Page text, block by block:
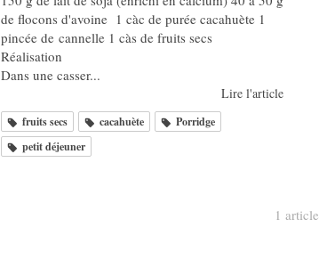
de flocons d'avoine 1 càc de purée cacahuète 1
pincée de cannelle 1 càs de fruits secs
Réalisation
Dans une casser...
Lire l'article
fruits secs cacahuète
Porridge
petit déjeuner
1 article